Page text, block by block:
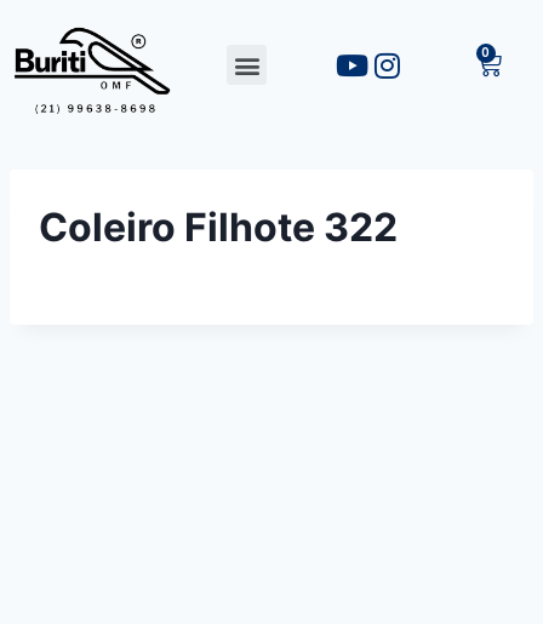
Coleiro Filhote 322